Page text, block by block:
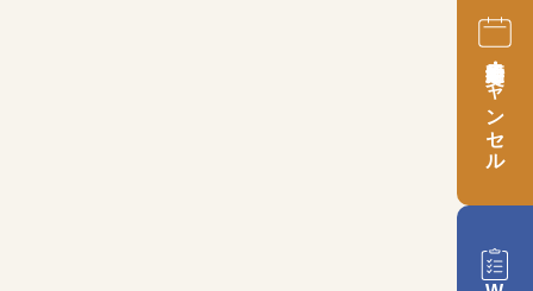
キャンセル